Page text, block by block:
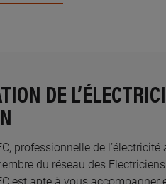
DE
professionnelle de
du réseau des